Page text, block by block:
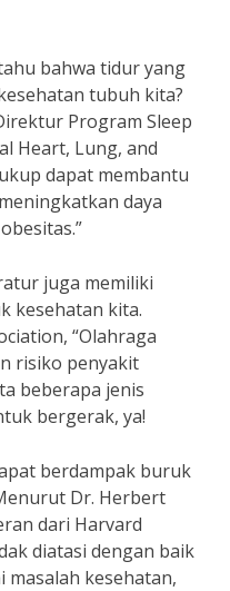
bahwa tidur yang
tubuh kita?
Program Sleep
Heart, Lung, and
dapat membantu
daya
juga memiliki
kesehatan kita.
“Olahraga
risiko penyakit
beberapa jenis
bergerak, ya!
berdampak buruk
Dr. Herbert
dari Harvard
diatasi dengan baik
kesehatan,